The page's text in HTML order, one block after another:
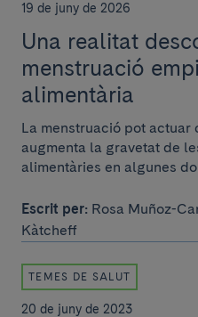
19 de juny de 2026
Una realitat
menstruació
alimentària
La menstruació pot actuar
augmenta la gravetat de
alimentàries en algunes
Escrit per: Rosa Muñoz-
Kàtcheff
TEMES DE SALUT
20 de juny de 2023